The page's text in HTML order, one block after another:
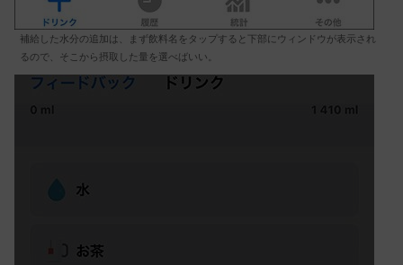
補給した水分の追加は、まず飲料名をタップすると下部にウィンドウが表示され
るので、そこから摂取した量を選べばいい。